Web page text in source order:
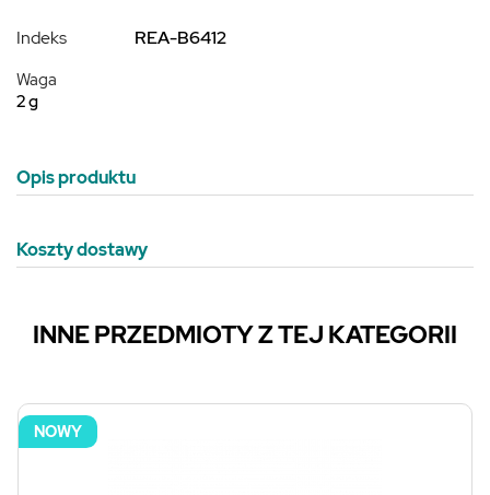
Indeks REA-B6412
Waga
2 g
Opis produktu
Koszty dostawy
INNE PRZEDMIOTY Z TEJ KATEGORII
NOWY